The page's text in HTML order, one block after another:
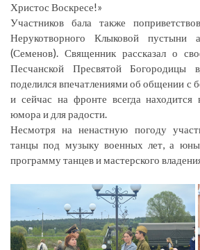
Христос Воскресе!»
Участников бала также
Нерукотворного Клыковой пустыни
(Семенов). Священник рассказал о
Песчанской Пресвятой Богородицы
поделился впечатлениями об общении с
и сейчас на фронте всегда находится
юмора и для радости.
Несмотря на ненастную погоду
танцы под музыку военных лет, а
программу танцев и мастерского